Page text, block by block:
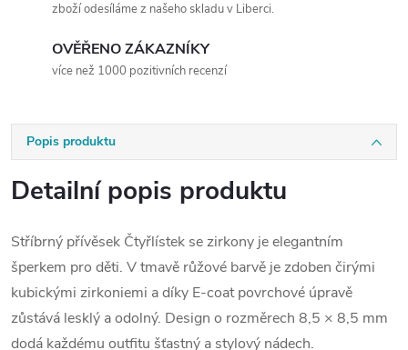
zboží odesíláme z našeho skladu v Liberci.
OVĚŘENO ZÁKAZNÍKY
více než 1000 pozitivních recenzí
Popis produktu
Detailní popis produktu
Stříbrný přívěsek Čtyřlístek se zirkony je elegantním
šperkem pro děti. V tmavě růžové barvě je zdoben čirými
kubickými zirkoniemi a díky E-coat povrchové úpravě
zůstává lesklý a odolný. Design o rozměrech 8,5 × 8,5 mm
dodá každému outfitu šťastný a stylový nádech.